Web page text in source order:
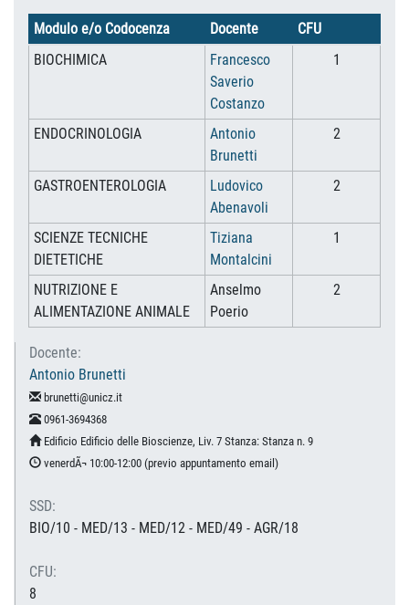
Modulo e/o Codocenza Docente
CFU
BIOCHIMICA
Francesco
Saverio
Costanzo
1
ENDOCRINOLOGIA
Antonio
Brunetti
2
GASTROENTEROLOGIA
Ludovico
Abenavoli
2
SCIENZE TECNICHE
DIETETICHE
Tiziana
Montalcini
1
NUTRIZIONE E
ALIMENTAZIONE ANIMALE
Anselmo
Poerio
2
Docente:
Antonio Brunetti
brunetti@unicz.it
0961-3694368
Edificio Edificio delle Bioscienze, Liv. 7 Stanza: Stanza n. 9
venerdÃ¬ 10:00-12:00 (previo appuntamento email)
SSD:
BIO/10 - MED/13 - MED/12 - MED/49 - AGR/18
CFU:
8